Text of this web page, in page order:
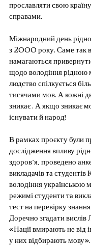
прославляти свою
справами.
Міжнародний день
з 2000 року. Саме так
намагаються
щодо володіння
людство спілкується
тисячами мов. А кожні
зникає . А якщо зникає
існувати й народ!
В рамках проєкту були
дослідження впливу
здоров’я, проведено
викладачів та
володіння
режимі студенти та
тест на перевірку
Доречно згадати вислів
«Нації вмирають не від
у них відбирають мову».